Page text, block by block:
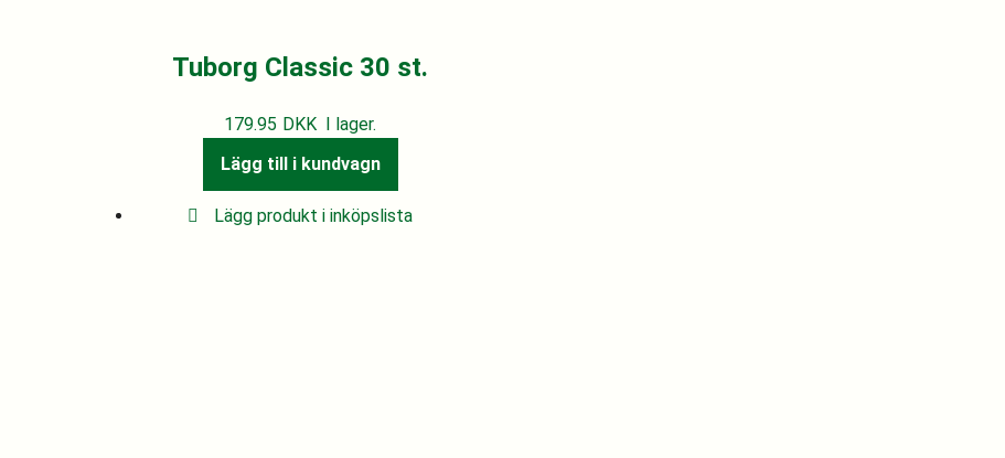
Tuborg Classic 30 st.
179.95 DKK I lager.
Lägg till i kundvagn
Lägg produkt i inköpslista